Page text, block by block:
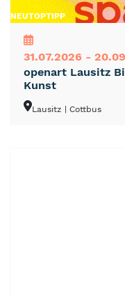
NEUTOPTIPP
31.07.2026 -
openart Lausitz
Kunst
Lausitz | Cottbus